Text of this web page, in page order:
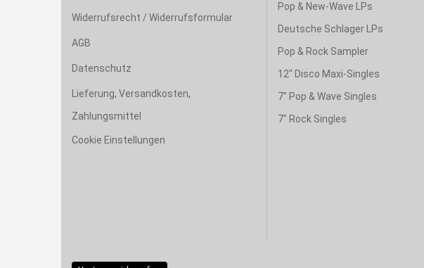
Widerrufsrecht / Widerrufsformular
AGB
Datenschutz
Lieferung, Versandkosten,
Zahlungsmittel
Cookie Einstellungen
Pop & New-Wave LPs
Deutsche Schlager LPs
Pop & Rock Sampler
12" Disco Maxi-Singles
7" Pop & Wave Singles
7" Rock Singles